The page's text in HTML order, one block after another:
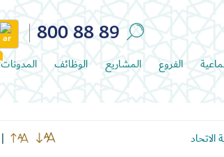
800 88 89
الفروع المشاريع الوظائف المدونات